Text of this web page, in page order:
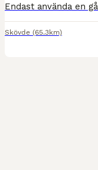
Skövde (65.3km)